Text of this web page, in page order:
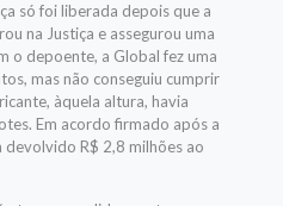
só foi liberada depois que a
na Justiça e assegurou uma
o depoente, a Global fez uma
mas não conseguiu cumprir
àquela altura, havia
Em acordo firmado após a
devolvido R$ 2,8 milhões ao